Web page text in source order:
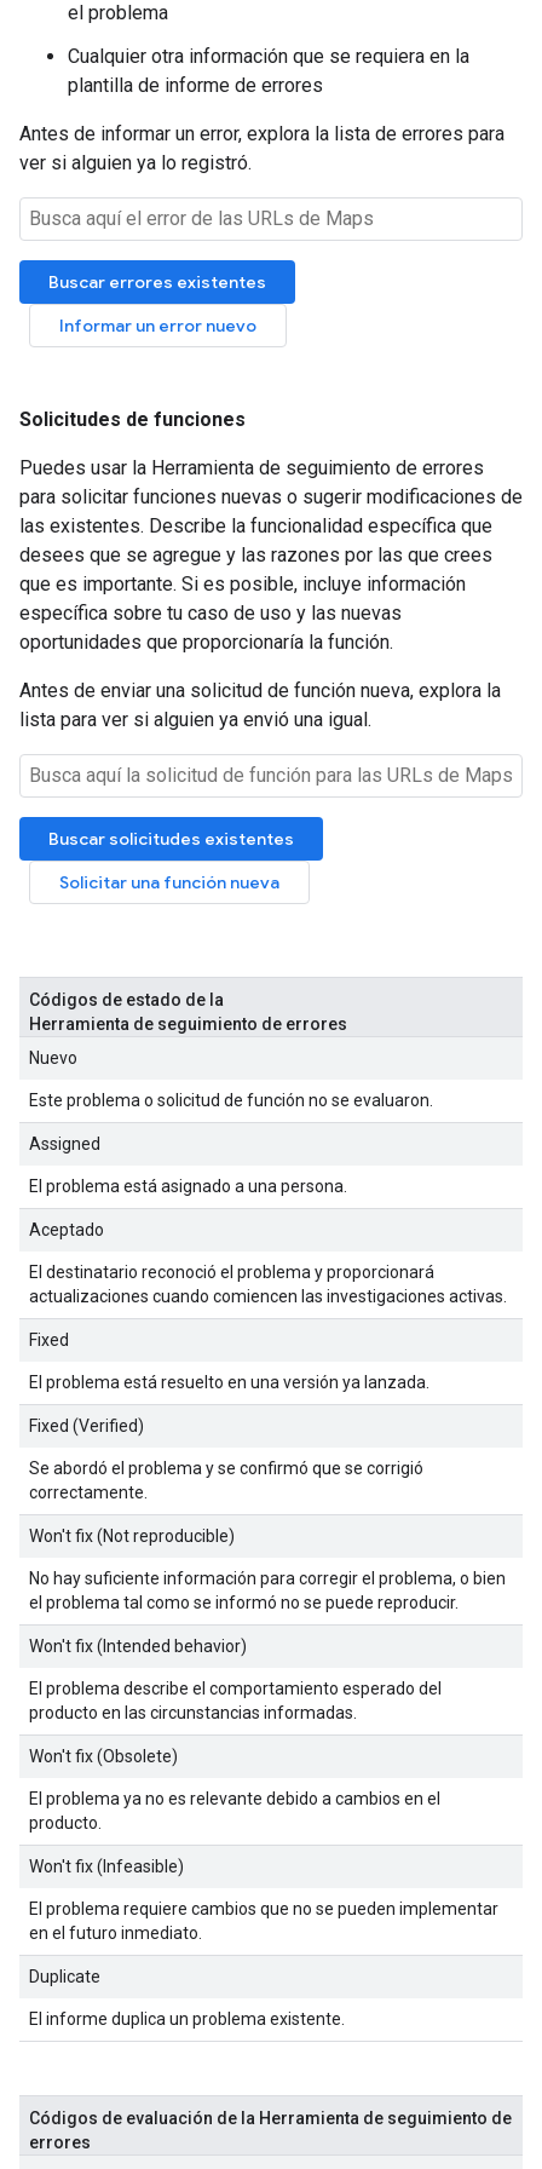
el problema
Cualquier otra información que se requiera en la
plantilla de informe de errores
Antes de informar un error, explora la lista de errores para
ver si alguien ya lo registró.
Solicitudes de funciones
Puedes usar la Herramienta de seguimiento de errores
para solicitar funciones nuevas o sugerir modificaciones de
las existentes. Describe la funcionalidad específica que
desees que se agregue y las razones por las que crees
que es importante. Si es posible, incluye información
específica sobre tu caso de uso y las nuevas
oportunidades que proporcionaría la función.
Antes de enviar una solicitud de función nueva, explora la
lista para ver si alguien ya envió una igual.
Códigos de estado de la
Herramienta de seguimiento de errores
Nuevo
Este problema o solicitud de función no se evaluaron.
Assigned
El problema está asignado a una persona.
Aceptado
El destinatario reconoció el problema y proporcionará
actualizaciones cuando comiencen las investigaciones activas.
Fixed
El problema está resuelto en una versión ya lanzada.
Fixed (Verified)
Se abordó el problema y se confirmó que se corrigió
correctamente.
Won't fix (Not reproducible)
No hay suficiente información para corregir el problema, o bien
el problema tal como se informó no se puede reproducir.
Won't fix (Intended behavior)
El problema describe el comportamiento esperado del
producto en las circunstancias informadas.
Won't fix (Obsolete)
El problema ya no es relevante debido a cambios en el
producto.
Won't fix (Infeasible)
El problema requiere cambios que no se pueden implementar
en el futuro inmediato.
Duplicate
El informe duplica un problema existente.
Códigos de evaluación de la Herramienta de seguimiento de
errores